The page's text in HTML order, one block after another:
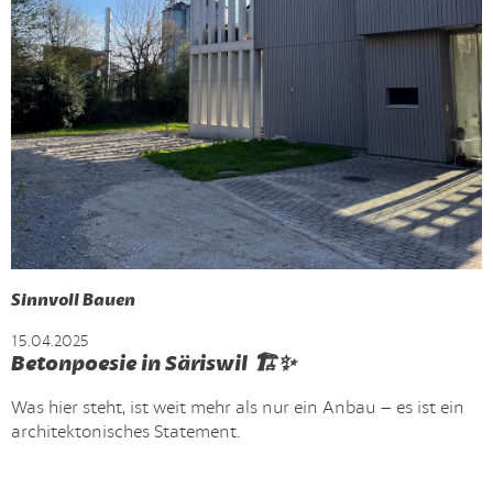
Sinnvoll Bauen
15.04.2025
Betonpoesie in Säriswil 🏗️✨
Was hier steht, ist weit mehr als nur ein Anbau – es ist ein
architektonisches Statement.